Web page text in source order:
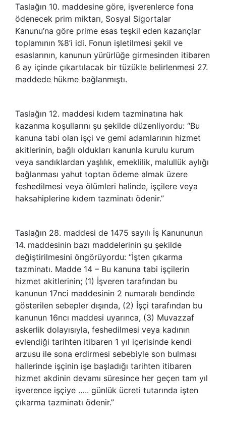
Taslağın 10. maddesine göre, işverenlerce fona
ödenecek prim miktarı, Sosyal Sigortalar
Kanunu’na göre prime esas teşkil eden kazançlar
toplamının %8’i idi. Fonun işletilmesi şekil ve
esaslarının, kanunun yürürlüğe girmesinden itibaren
6 ay içinde çıkartılacak bir tüzükle belirlenmesi 27.
maddede hükme bağlanmıştı.
Taslağın 12. maddesi kıdem tazminatına hak
kazanma koşullarını şu şekilde düzenliyordu: “Bu
kanuna tabi olan işçi ve gemi adamlarının hizmet
akitlerinin, bağlı oldukları kanunla kurulu kurum
veya sandıklardan yaşlılık, emeklilik, malullük aylığı
bağlanması yahut toptan ödeme almak üzere
feshedilmesi veya ölümleri halinde, işçilere veya
haksahiplerine kıdem tazminatı ödenir.”
Taslağın 28. maddesi de 1475 sayılı İş Kanununun
14. maddesinin bazı maddelerinin şu şekilde
değiştirilmesini öngörüyordu: “İşten çıkarma
tazminatı. Madde 14 – Bu kanuna tabi işçilerin
hizmet akitlerinin; (1) İşveren tarafından bu
kanunun 17nci maddesinin 2 numaralı bendinde
gösterilen sebepler dışında, (2) İşçi tarafından bu
kanunun 16ncı maddesi uyarınca, (3) Muvazzaf
askerlik dolayısıyla, feshedilmesi veya kadının
evlendiği tarihten itibaren 1 yıl içerisinde kendi
arzusu ile sona erdirmesi sebebiyle son bulması
hallerinde işçinin işe başladığı tarihten itibaren
hizmet akdinin devamı süresince her geçen tam yıl
işverence işçiye ….. günlük ücreti tutarında işten
çıkarma tazminatı ödenir.”